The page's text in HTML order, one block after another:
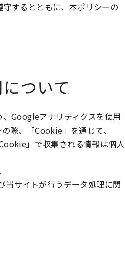
するとともに、本ポリシーの
ついて
Googleアナリティクスを使用
際、「Cookie」を通じて、
」で収集される情報は個人
当サイトが行うデータ処理に関